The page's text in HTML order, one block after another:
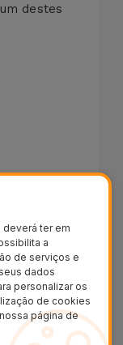
destes
ASUS
garantia
Nexus 7 é
LCD.
ter em
a
de serviços e
dados
personalizar os
de cookies
página de